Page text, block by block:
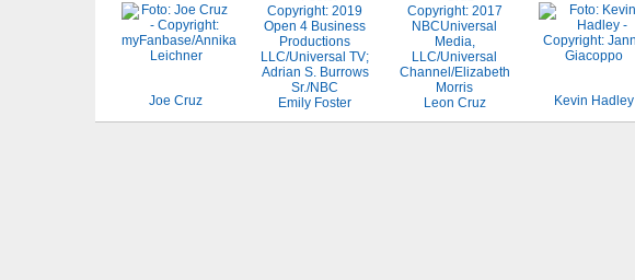
Joe Cruz Emily Foster Leon Cruz Kevin Hadley